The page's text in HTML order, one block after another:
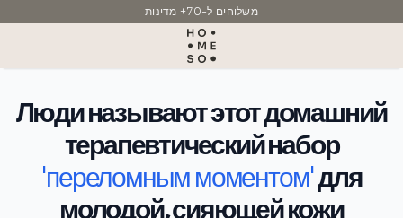
משלוחים ל-70+ מדינות
תוצרת איטליה
Люди называют этот домашний
терапевтический набор
'переломным моментом'для
молодой, сияющей кожи